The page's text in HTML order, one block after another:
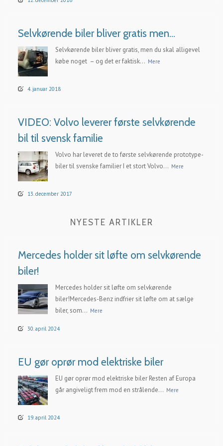
Selvkørende biler bliver gratis men…
Selvkørende biler bliver gratis, men du skal alligevel
købe noget – og det er faktisk... Mere
4. januar 2018
VIDEO: Volvo leverer første selvkørende
bil til svensk familie
Volvo har leveret de to første selvkørende prototype-
biler til svenske familier I et stort Volvo... Mere
13. december 2017
NYESTE ARTIKLER
Mercedes holder sit løfte om selvkørende
biler!
Mercedes holder sit løfte om selvkørende
biler!Mercedes-Benz indfrier sit løfte om at sælge
biler, som... Mere
30. april 2024
EU gør oprør mod elektriske biler
EU gør oprør mod elektriske biler Resten af Europa
går angiveligt frem mod en strålende... Mere
19. april 2024